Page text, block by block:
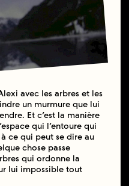
avec les arbres et les
un murmure que lui
Et c’est la manière
qui l’entoure qui
ce qui peut se dire au
chose passe
qui ordonne la
lui impossible tout